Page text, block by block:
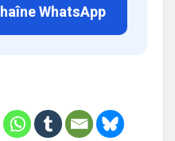
WhatsApp